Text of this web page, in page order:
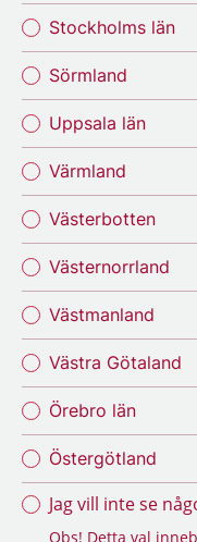
Stockholms län
Sörmland
Uppsala län
Värmland
Västerbotten
Västernorrland
Västmanland
Västra Götaland
Örebro län
Östergötland
Jag vill inte se
Obs! Detta val